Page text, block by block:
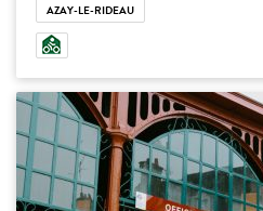
AZAY-LE-RIDEAU